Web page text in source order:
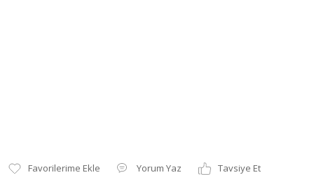
Yorum Yaz
Tavsiye Et